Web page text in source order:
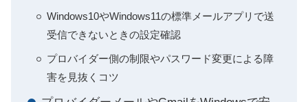
Windows10やWindows11の標準メールアプリで送
受信できないときの設定確認
プロバイダー側の制限やパスワード変更による障
害を見抜くコツ